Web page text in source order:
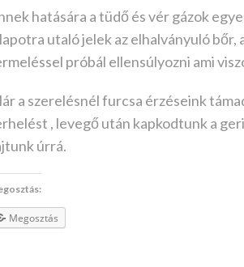
hatására a tüdő és vér gázok
utaló jelek az elhalványuló
próbál ellensúlyozni ami
a szerelésnél furcsa érzéseink
, levegő után kapkodtunk a
úrrá.
Megosztás